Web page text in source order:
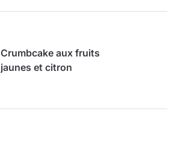
Crumbcake aux fruits
jaunes et citron